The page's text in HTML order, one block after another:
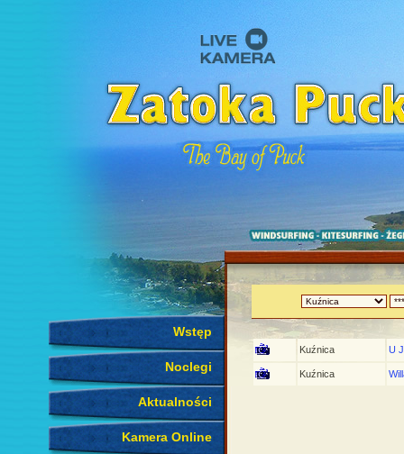
Wstęp
Noclegi
Aktualności
Kamera Online
Kuźnica U
Kuźnica